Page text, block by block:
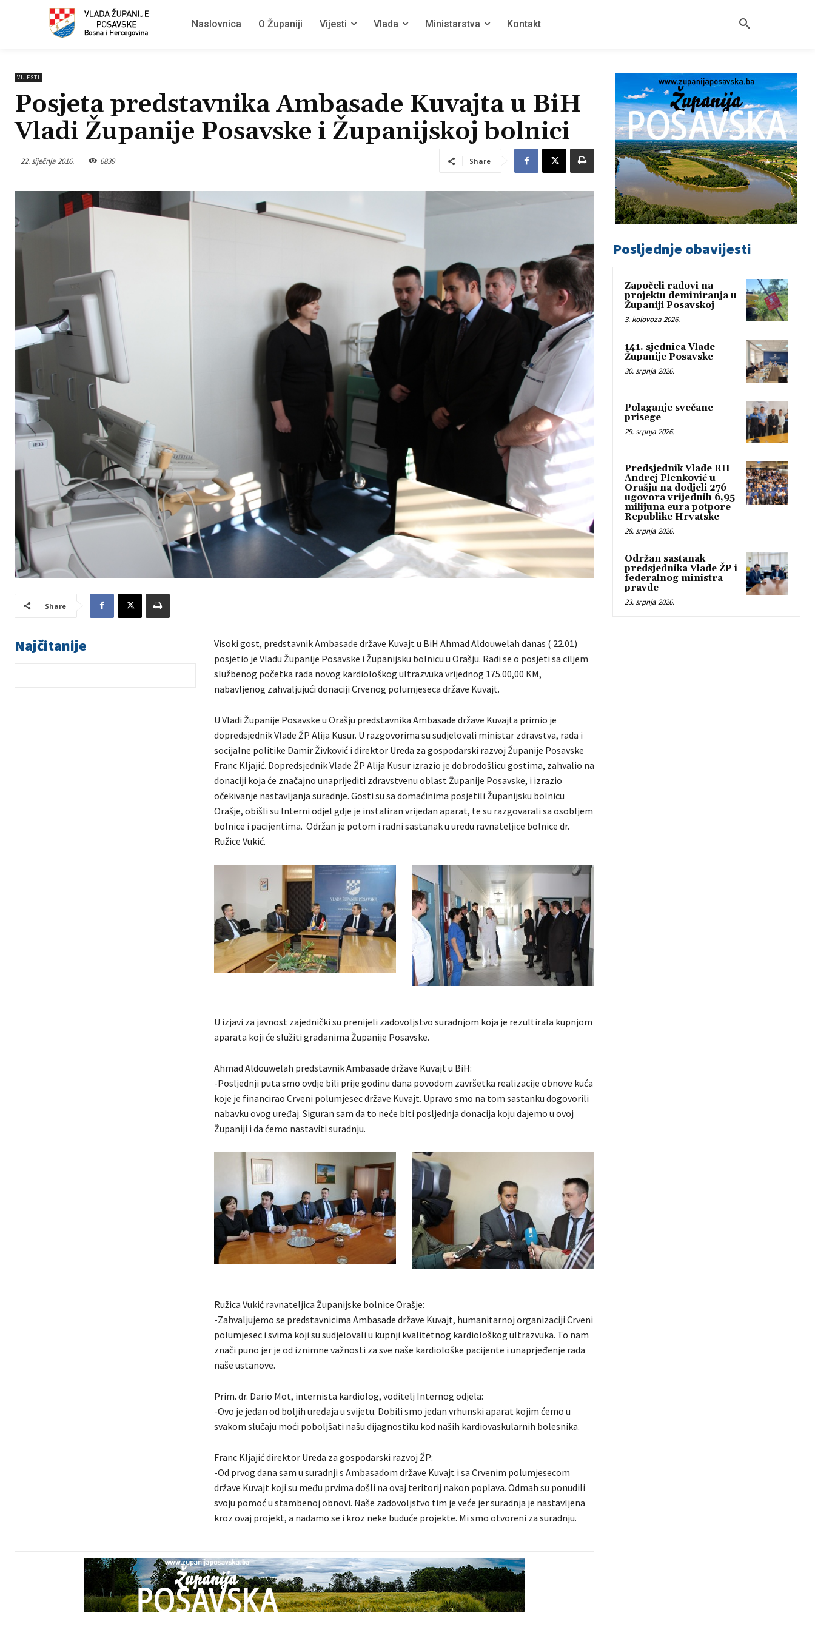
Naslovnica O Županiji Vijesti Vlada Ministarstva Kontakt
VIJESTI
Posjeta predstavnika Ambasade Kuvajta u BiH
Vladi Županije Posavske i Županijskoj bolnici
22. siječnja 2016. 6839 Share
Share
Najčitanije
Visoki gost, predstavnik Ambasade države Kuvajt u BiH Ahmad Aldouwelah danas ( 22.01)
posjetio je Vladu Županije Posavske i Županijsku bolnicu u Orašju. Radi se o posjeti sa ciljem
službenog početka rada novog kardiološkog ultrazvuka vrijednog 175.00,00 KM,
nabavljenog zahvaljujući donaciji Crvenog polumjeseca države Kuvajt.
U Vladi Županije Posavske u Orašju predstavnika Ambasade države Kuvajta primio je
dopredsjednik Vlade ŽP Alija Kusur. U razgovorima su sudjelovali ministar zdravstva, rada i
socijalne politike Damir Živković i direktor Ureda za gospodarski razvoj Županije Posavske
Franc Kljajić. Dopredsjednik Vlade ŽP Alija Kusur izrazio je dobrodošlicu gostima, zahvalio na
donaciji koja će značajno unaprijediti zdravstvenu oblast Županije Posavske, i izrazio
očekivanje nastavljanja suradnje. Gosti su sa domaćinima posjetili Županijsku bolnicu
Orašje, obišli su Interni odjel gdje je instaliran vrijedan aparat, te su razgovarali sa osobljem
bolnice i pacijentima. Održan je potom i radni sastanak u uredu ravnateljice bolnice dr.
Ružice Vukić.
U izjavi za javnost zajednički su prenijeli zadovoljstvo suradnjom koja je rezultirala kupnjom
aparata koji će služiti građanima Županije Posavske.
Ahmad Aldouwelah predstavnik Ambasade države Kuvajt u BiH:
-Posljednji puta smo ovdje bili prije godinu dana povodom završetka realizacije obnove kuća
koje je financirao Crveni polumjesec države Kuvajt. Upravo smo na tom sastanku dogovorili
nabavku ovog uređaj. Siguran sam da to neće biti posljednja donacija koju dajemo u ovoj
Županiji i da ćemo nastaviti suradnju.
Ružica Vukić ravnateljica Županijske bolnice Orašje:
-Zahvaljujemo se predstavnicima Ambasade države Kuvajt, humanitarnoj organizaciji Crveni
polumjesec i svima koji su sudjelovali u kupnji kvalitetnog kardiološkog ultrazvuka. To nam
znači puno jer je od iznimne važnosti za sve naše kardiološke pacijente i unaprjeđenje rada
naše ustanove.
Prim. dr. Dario Mot, internista kardiolog, voditelj Internog odjela:
-Ovo je jedan od boljih uređaja u svijetu. Dobili smo jedan vrhunski aparat kojim ćemo u
svakom slučaju moći poboljšati našu dijagnostiku kod naših kardiovaskularnih bolesnika.
Franc Kljajić direktor Ureda za gospodarski razvoj ŽP:
-Od prvog dana sam u suradnji s Ambasadom države Kuvajt i sa Crvenim polumjesecom
države Kuvajt koji su među prvima došli na ovaj teritorij nakon poplava. Odmah su ponudili
svoju pomoć u stambenoj obnovi. Naše zadovoljstvo tim je veće jer suradnja je nastavljena
kroz ovaj projekt, a nadamo se i kroz neke buduće projekte. Mi smo otvoreni za suradnju.
Posljednje obavijesti
Započeli radovi na
projektu deminiranja u
Županiji Posavskoj
3. kolovoza 2026.
141. sjednica Vlade
Županije Posavske
30. srpnja 2026.
Polaganje svečane
prisege
29. srpnja 2026.
Predsjednik Vlade RH
Andrej Plenković u
Orašju na dodjeli 276
ugovora vrijednih 6,95
milijuna eura potpore
Republike Hrvatske
28. srpnja 2026.
Održan sastanak
predsjednika Vlade ŽP i
federalnog ministra
pravde
23. srpnja 2026.